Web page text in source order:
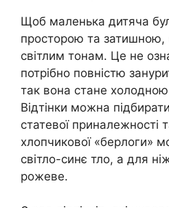
Щоб маленька дитяча
просторою та затишною,
світлим тонам. Це не
потрібно повністю
так вона стане
Відтінки можна
статевої приналежності
хлопчикової «берлоги»
світло-синє тло, а для
рожеве.